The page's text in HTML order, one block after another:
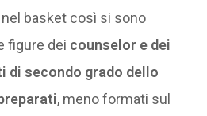
nel basket così si sono
figure dei counselor e dei
di secondo grado dello
, meno formati sul